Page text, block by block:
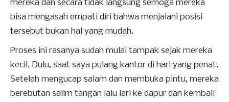
mereka dan secara tidak langsung semoga mereka
bisa mengasah empati diri bahwa menjalani posisi
tersebut bukan hal yang mudah.
Proses ini rasanya sudah mulai tampak sejak mereka
kecil. Dulu, saat saya pulang kantor di hari yang penat.
Setelah mengucap salam dan membuka pintu, mereka
berebutan salim tangan lalu lari ke dapur dan kembali